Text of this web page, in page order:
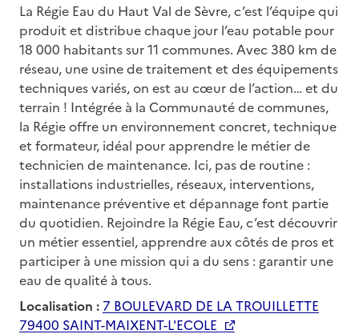
La Régie Eau du Haut Val de Sèvre, c’est l’équipe qui
produit et distribue chaque jour l’eau potable pour
18 000 habitants sur 11 communes. Avec 380 km de
réseau, une usine de traitement et des équipements
techniques variés, on est au cœur de l’action… et du
terrain ! Intégrée à la Communauté de communes,
la Régie offre un environnement concret, technique
et formateur, idéal pour apprendre le métier de
technicien de maintenance. Ici, pas de routine :
installations industrielles, réseaux, interventions,
maintenance préventive et dépannage font partie
du quotidien. Rejoindre la Régie Eau, c’est découvrir
un métier essentiel, apprendre aux côtés de pros et
participer à une mission qui a du sens : garantir une
eau de qualité à tous.
Localisation : 7 BOULEVARD DE LA TROUILLETTE
79400 SAINT-MAIXENT-L'ECOLE